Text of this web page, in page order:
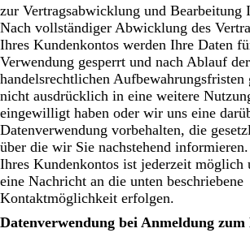
zur Vertragsabwicklung und Bearbeitung
Nach vollständiger Abwicklung des
Ihres Kundenkontos werden Ihre Daten
Verwendung gesperrt und nach Ablauf
handelsrechtlichen Aufbewahrungsfristen
nicht ausdrücklich in eine weitere
eingewilligt haben oder wir uns eine
Datenverwendung vorbehalten, die
über die wir Sie nachstehend
Ihres Kundenkontos ist jederzeit möglich
eine Nachricht an die unten beschriebene
Kontaktmöglichkeit erfolgen.
Datenverwendung bei Anmeldung